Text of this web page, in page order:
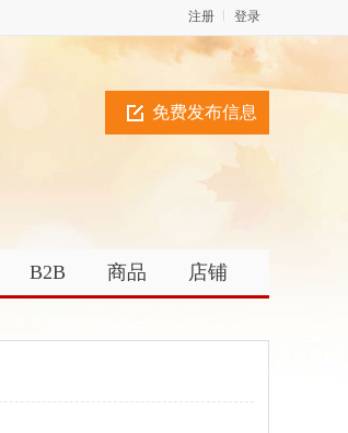
登录
注册
免费发布信息
B2B 商品 店铺